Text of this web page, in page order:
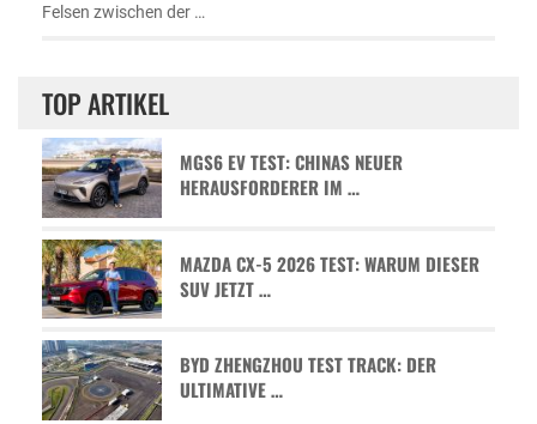
Felsen zwischen der …
TOP ARTIKEL
MGS6 EV TEST: CHINAS NEUER
HERAUSFORDERER IM …
MAZDA CX-5 2026 TEST: WARUM DIESER
SUV JETZT …
BYD ZHENGZHOU TEST TRACK: DER
ULTIMATIVE …